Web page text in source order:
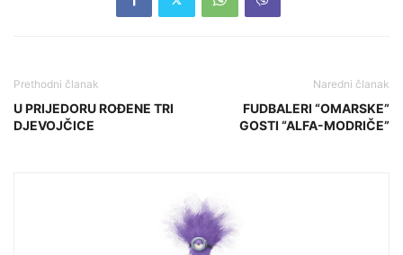
Prethodni članak
U PRIJEDORU ROĐENE TRI
DJEVOJČICE
Naredni članak
FUDBALERI “OMARSKE”
GOSTI “ALFA-MODRIČE”